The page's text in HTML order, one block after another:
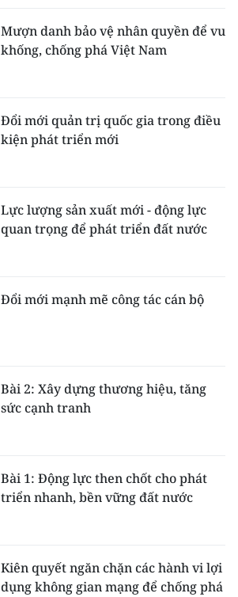
Mượn danh bảo vệ nhân quyền để vu
khống, chống phá Việt Nam
Đổi mới quản trị quốc gia trong điều
kiện phát triển mới
Lực lượng sản xuất mới - động lực
quan trọng để phát triển đất nước
Đổi mới mạnh mẽ công tác cán bộ
Bài 2: Xây dựng thương hiệu, tăng
sức cạnh tranh
Bài 1: Động lực then chốt cho phát
triển nhanh, bền vững đất nước
Kiên quyết ngăn chặn các hành vi lợi
dụng không gian mạng để chống phá